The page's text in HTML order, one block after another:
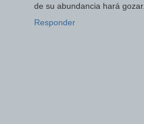
de su abundancia hará gozar.
Responder